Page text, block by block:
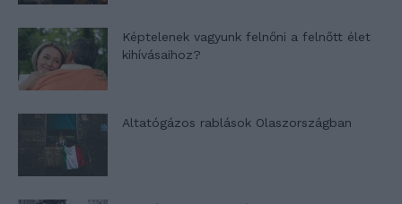
Képtelenek vagyunk felnőni a felnőtt élet
kihívásaihoz?
Altatógázos rablások Olaszországban